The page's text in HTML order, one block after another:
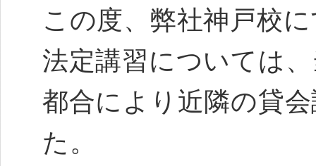
この度、弊社神戸校
法定講習については
都合により近隣の貸
た。